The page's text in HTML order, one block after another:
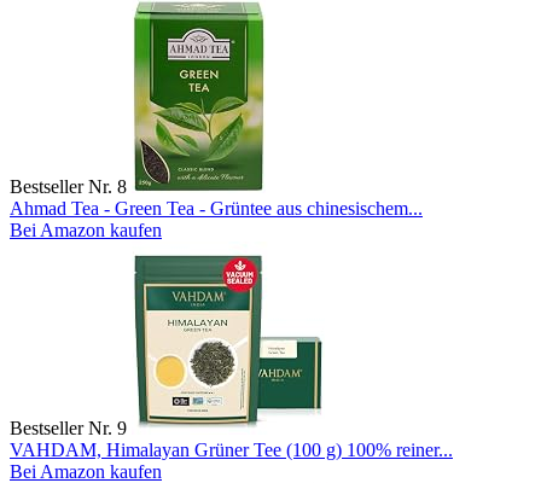
Bestseller Nr. 8
Ahmad Tea - Green Tea - Grüntee aus chinesischem...
Bei Amazon kaufen
Bestseller Nr. 9
VAHDAM, Himalayan Grüner Tee (100 g) 100% reiner...
Bei Amazon kaufen